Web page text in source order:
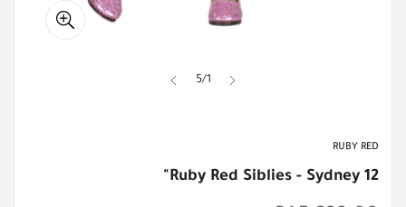
1
/
5
RUBY RED
Ruby Red Siblies - Sydney 12"